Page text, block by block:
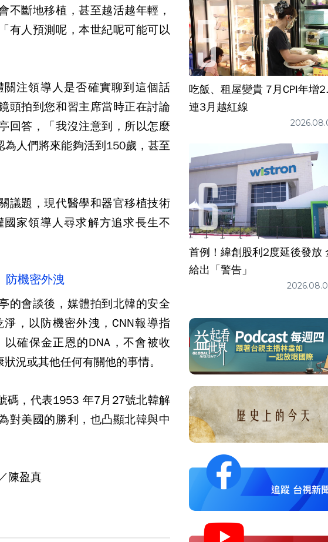
不斷地移植，甚至越活越年輕，
有人預測呢，本世紀呢可能可以
注領導人是否確實聊到這個話
頭拍到您和習主席當時正在討論
回答，「我沒注意到，所以怎麼
人們將來能夠活到150歲，甚至
議題，現代醫學和器官移植技術
家領導人尋求解方追求長生不
防機密外洩
的會談後，媒體拍到北韓的安全
，以防機密外洩，CNN報導指
確保金正恩的DNA，不會被收
況或其他任何有關他的事情。
碼，代表1953 年7月27號北韓解
對美國的勝利，也凸顯北韓與中
陳盈真
吃飯、租屋變貴 7月CPI年增
連3月越紅線
首例！緯創股利2度延後發放
給出「警告」